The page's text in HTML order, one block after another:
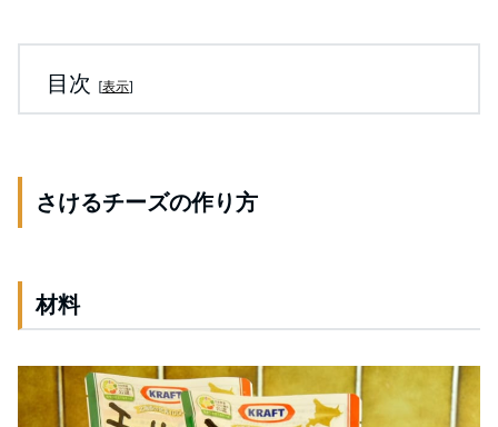
目次 [表示]
さけるチーズの作り方
材料